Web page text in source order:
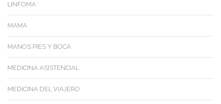
LINFOMA
MAMA
MANOS PIES Y BOCA
MEDICINA ASISTENCIAL
MEDICINA DEL VIAJERO